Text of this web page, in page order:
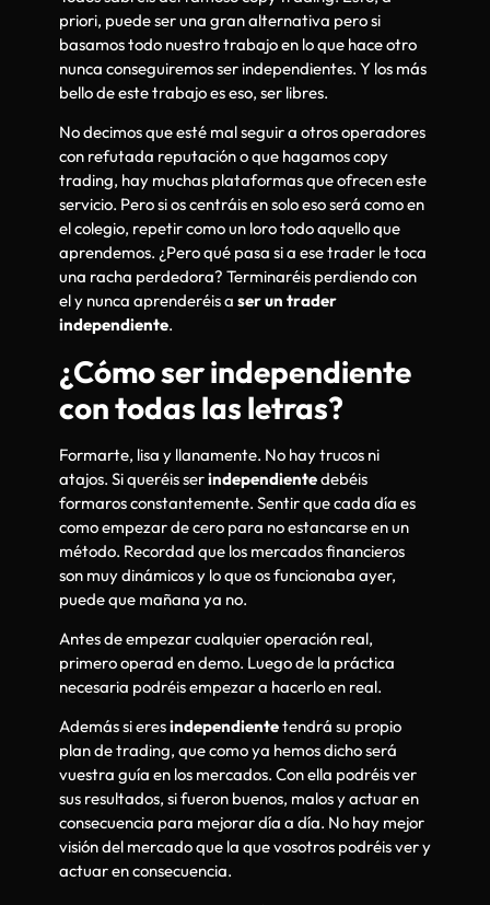
priori, puede ser una gran alternativa pero si
basamos todo nuestro trabajo en lo que hace otro
nunca conseguiremos ser independientes. Y los más
bello de este trabajo es eso, ser libres.
No decimos que esté mal seguir a otros operadores
con refutada reputación o que hagamos copy
trading, hay muchas plataformas que ofrecen este
servicio. Pero si os centráis en solo eso será como en
el colegio, repetir como un loro todo aquello que
aprendemos. ¿Pero qué pasa si a ese trader le toca
una racha perdedora? Terminaréis perdiendo con
el y nunca aprenderéis a ser un trader
independiente.
¿Cómo ser independiente
con todas las letras?
Formarte, lisa y llanamente. No hay trucos ni
atajos. Si queréis serindependientedebéis
formaros constantemente. Sentir que cada día es
como empezar de cero para no estancarse en un
método. Recordad que los mercados financieros
son muy dinámicos y lo que os funcionaba ayer,
puede que mañana ya no.
Antes de empezar cualquier operación real,
primero operad en demo. Luego de la práctica
necesaria podréis empezar a hacerlo en real.
Además si eresindependientetendrá su propio
plan de trading, que como ya hemos dicho será
vuestra guía en los mercados. Con ella podréis ver
sus resultados, si fueron buenos, malos y actuar en
consecuencia para mejorar día a día. No hay mejor
visión del mercado que la que vosotros podréis ver y
actuar en consecuencia.